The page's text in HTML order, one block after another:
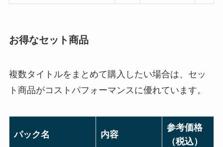
お得なセット商品
複数タイトルをまとめて購入したい場合は、セッ
ト商品がコストパフォーマンスに優れています。
パック名 内容
参考価格
（税込）